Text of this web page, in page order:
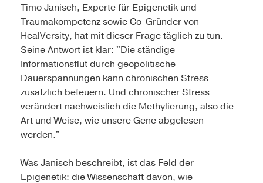
Timo Janisch, Experte für Epigenetik und
Traumakompetenz sowie Co-Gründer von
HealVersity, hat mit dieser Frage täglich zu tun.
Seine Antwort ist klar: "Die ständige
Informationsflut durch geopolitische
Dauerspannungen kann chronischen Stress
zusätzlich befeuern. Und chronischer Stress
verändert nachweislich die Methylierung, also die
Art und Weise, wie unsere Gene abgelesen
werden."
Was Janisch beschreibt, ist das Feld der
Epigenetik: die Wissenschaft davon, wie